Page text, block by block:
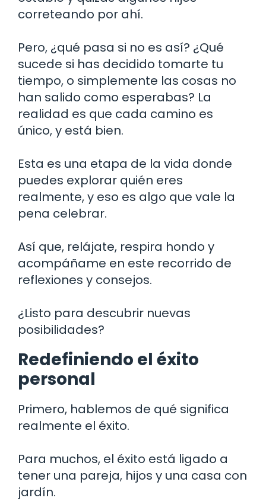
correteando por ahí.
Pero, ¿qué pasa si no es así? ¿Qué
sucede si has decidido tomarte tu
tiempo, o simplemente las cosas no
han salido como esperabas? La
realidad es que cada camino es
único, y está bien.
Esta es una etapa de la vida donde
puedes explorar quién eres
realmente, y eso es algo que vale la
pena celebrar.
Así que, relájate, respira hondo y
acompáñame en este recorrido de
reflexiones y consejos.
¿Listo para descubrir nuevas
posibilidades?
Redefiniendo el éxito
personal
Primero, hablemos de qué significa
realmente el éxito.
Para muchos, el éxito está ligado a
tener una pareja, hijos y una casa con
jardín.